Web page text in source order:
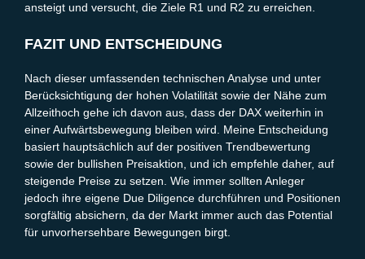
ansteigt und versucht, die Ziele R1 und R2 zu erreichen.
FAZIT UND ENTSCHEIDUNG
Nach dieser umfassenden technischen Analyse und unter
Berücksichtigung der hohen Volatilität sowie der Nähe zum
Allzeithoch gehe ich davon aus, dass der DAX weiterhin in
einer Aufwärtsbewegung bleiben wird. Meine Entscheidung
basiert hauptsächlich auf der positiven Trendbewertung
sowie der bullishen Preisaktion, und ich empfehle daher, auf
steigende Preise zu setzen. Wie immer sollten Anleger
jedoch ihre eigene Due Diligence durchführen und Positionen
sorgfältig absichern, da der Markt immer auch das Potential
für unvorhersehbare Bewegungen birgt.